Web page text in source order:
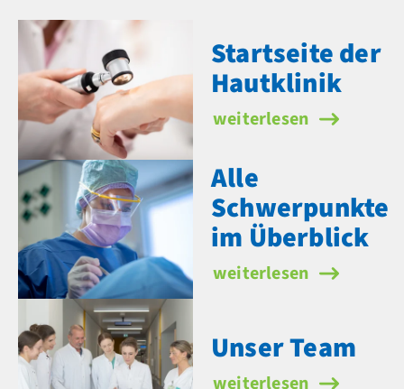
Startseite der
Hautklinik
Startseite der
weiterlesen
Alle
Schwerpunkte
im Überblick
Alle Schwerpunkte im
weiterlesen
Unser Team
Unser Team
weiterlesen